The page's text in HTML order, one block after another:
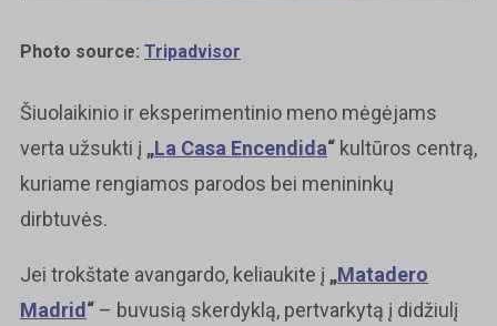
Photo source: Tripadvisor
Šiuolaikinio ir eksperimentinio meno mėgėjams
verta užsukti į „La Casa Encendida“ kultūros centrą,
kuriame rengiamos parodos bei menininkų
dirbtuvės.
Jei trokštate avangardo, keliaukite į „Matadero
Madrid“ – buvusią skerdyklą, pertvarkytą į didžiulį